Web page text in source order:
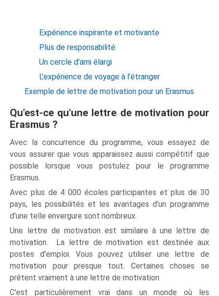
Expérience inspirante et motivante
Plus de responsabilité
Un cercle d’ami élargi
L'expérience de voyage à l’étranger
Exemple de lettre de motivation pour un Erasmus
Qu'est-ce qu'une lettre de motivation pour
Erasmus ?
Avec la concurrence du programme, vous essayez de
vous assurer que vous apparaissez aussi compétitif que
possible lorsque vous postulez pour le programme
Erasmus.
Avec plus de 4 000 écoles participantes et plus de 30
pays, les possibilités et les avantages d'un programme
d'une telle envergure sont nombreux.
Une lettre de motivation est similaire à une lettre de
motivation. La lettre de motivation est destinée aux
postes d'emploi. Vous pouvez utiliser une lettre de
motivation pour presque tout. Certaines choses se
prêtent vraiment à une lettre de motivation.
C'est particulièrement vrai dans un monde où les